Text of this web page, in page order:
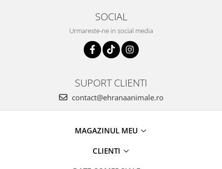
SOCIAL
Urmareste-ne in social media
SUPORT CLIENTI
contact@ehranaanimale.ro
MAGAZINUL MEU
CLIENTI